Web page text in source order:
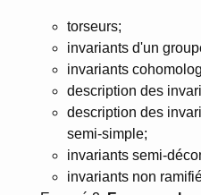
torseurs;
invariants d'un
invariants
description des
description des
semi-simple;
invariants semi-
invariants non